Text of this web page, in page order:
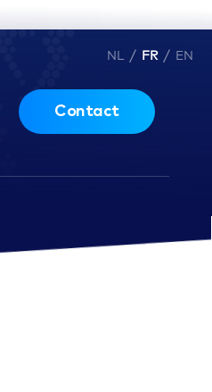
NL / FR / EN
Contact